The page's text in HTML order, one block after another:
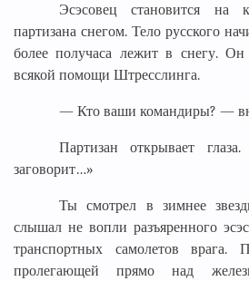
Эсэсовец становится
партизана снегом. Тело русского
более получаса лежит в снегу.
всякой помощи Штресслинга.
— Кто ваши командиры? —
Партизан открывает
заговорит…»
Ты смотрел в зимнее
слышал не вопли разъяренного
транспортных самолетов врага.
пролегающей прямо над